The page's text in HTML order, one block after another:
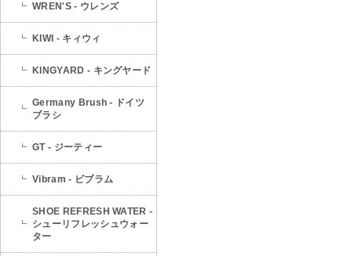
WREN'S - ウレンズ
KIWI - キィウィ
KINGYARD - キングヤード
Germany Brush - ドイツ
ブラシ
GT - ジーティー
Vibram - ビブラム
SHOE REFRESH WATER -
シューリフレッシュウォー
ター